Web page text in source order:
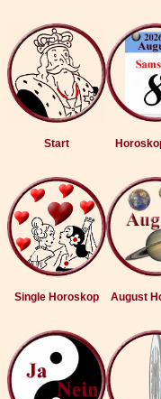
Start
Single Horoskop August